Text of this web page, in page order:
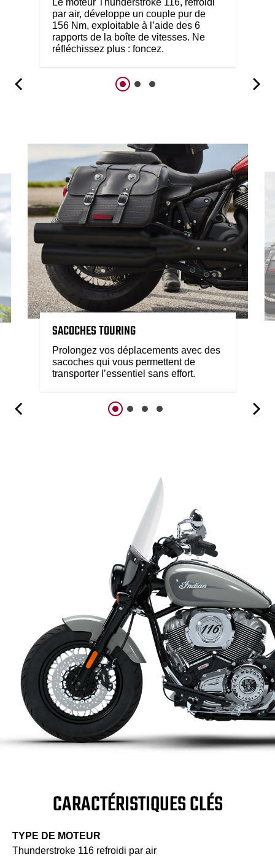
Le moteur Thunderstroke 116, refroidi
par air, développe un couple pur de
156 Nm, exploitable à l’aide des 6
rapports de la boîte de vitesses. Ne
réfléchissez plus : foncez.
SACOCHES TOURING
Prolongez vos déplacements avec des
sacoches qui vous permettent de
transporter l’essentiel sans effort.
CARACTÉRISTIQUES CLÉS
TYPE DE MOTEUR
Thunderstroke 116 refroidi par air